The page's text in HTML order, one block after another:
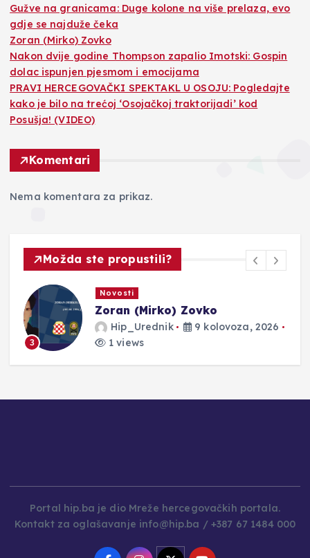
Gužve na granicama: Duge kolone na više prelaza, evo
gdje se najduže čeka
Zoran (Mirko) Zovko
Nakon dvije godine Thompson zapalio Imotski: Gospin
dolac ispunjen pjesmom i emocijama
PRAVI HERCEGOVAČKI SPEKTAKL U OSOJU: Pogledajte
kako je bilo na trećoj ‘Osojačkoj traktorijadi’ kod
Posušja! (VIDEO)
Komentari
Nema komentara za prikaz.
Možda ste propustili?
3
Novosti
Zoran (Mirko) Zovko
Hip_Urednik
9 kolovoza, 2026
1 views
Portal hip.ba je dio Mreže hercegovačkih portala.
Kontakt za oglašavanje info@hip.ba / +387 67 1484 000